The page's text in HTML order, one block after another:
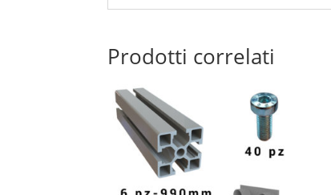
Prodotti correlati